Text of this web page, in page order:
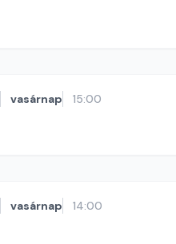
vasárnap 15:00
vasárnap 14:00